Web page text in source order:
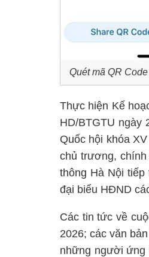
Quét mã QR
Thực hiện Kế
HD/BTGTU ngày
Quốc hội khóa
chủ trương, chính
thông Hà Nội
đại biểu HĐND
Các tin tức về
2026; các văn
những người ứng